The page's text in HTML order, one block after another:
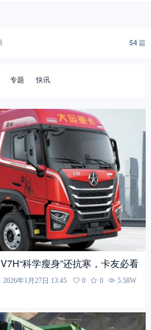
54篇
专题 快讯
科学瘦身”还抗寒，卡友必看
2026年1月27日 13:45 0 0
5.58W